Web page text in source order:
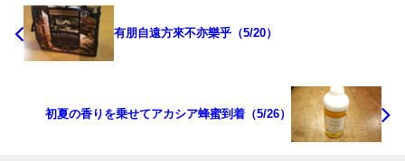
有朋自遠方來不亦樂乎（5/20）
初夏の香りを乗せてアカシア蜂蜜到着（5/26）